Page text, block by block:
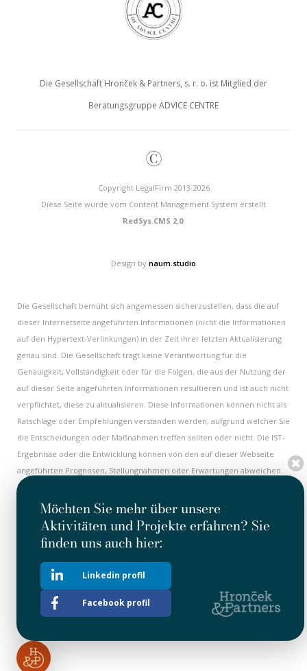
Die Gesellschaft Hronček & Partners, s. r. o. ist Mitglied der
Beratungsgruppe ADVICE CENTRE
©
Copyright LegalFirm 2013-2026
Diese Seite wurde vom Content Management System erstellt
RedSys.CMS 2.0.
Design by naum.studio
Die Gesellschaft bemüht sich angemessen sicherzustellen, dass die auf
dieser Internetseite angeführten Informationen (nicht die Informationen
auf den Hypertext-Verlinkungen) in der Zeit ihrer letzten Aktualisierung
genau sind. Die Gesellschaft trägt keine Verantwortung für die
Genauigkeit, Vollständigkeit oder für die Folgen, die aus der Nutzung der
auf dieser Seite angeführten Informationen resultieren und ist auch nicht
verpflichtet, diese zu aktualisieren. Diese Informationen können nicht als
Ratschläge oder Empfehlungen verstanden werden, aufgrund welcher Sie
die Entscheidungen oder Maßnahmen treffen sollten oder nicht. Die IST-
Ergebnisse oder die Entwicklung können von den auf dieser Webseite
angeführten Prognosen, Stellungnahmen oder Erwartungen abweichen.
Einige Informationen auf dieser Internetseite haben einen historischen
Charakter und müssen nicht aktuell sein. Alle historischen Informationen
sind als aktuell am Datum ihrer ersten Veröffentlichung zu halten. Nichts
an dieser Internetseite kann als Herausforderung oder Investitions- oder
Diese Internetseite enthält auch Hypertext-Verlinkungen auf andere
Internetseiten. Die Gesellschaft übernimmt weder die Kontrolle, noch
die Verantwortung für beliebige Informationen oder Stellungnahmen
angeführt auf anderen Internetseiten.
Möchten Sie mehr über unsere
Aktivitäten und Projekte erfahren? Sie
finden uns auch hier:
Linkedin profil
Facebook profil